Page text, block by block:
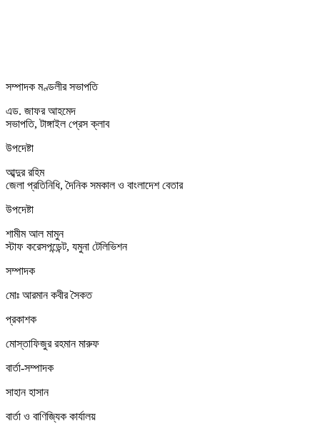
সম্পাদক মণ্ডলীর সভাপতি
এড. জাফর আহমেদ
সভাপতি, টাঙ্গাইল প্রেস ক্লাব
উপদেষ্টা
আব্দুর রহিম
জেলা প্রতিনিধি, দৈনিক সমকাল ও বাংলাদেশ বেতার
উপদেষ্টা
শামীম আল মামুন
স্টাফ করেসপন্ডেন্ট, যমুনা টেলিভিশন
সম্পাদক
মোঃ আরমান কবীর সৈকত
প্রকাশক
মোস্তাফিজুর রহমান মারুফ
বার্তা-সম্পাদক
সাহান হাসান
বার্তা ও বাণিজ্যিক কার্যালয়